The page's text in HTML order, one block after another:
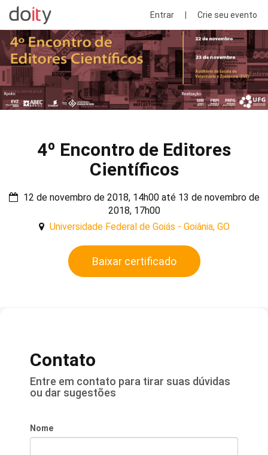
Entrar Crie seu evento
4º Encontro de Editores
Científicos
12 de novembro de 2018, 14h00 até 13 de novembro de
2018, 17h00
Universidade Federal de Goiás - Goiânia, GO
Baixar certificado
Contato
Entre em contato para tirar suas dúvidas
ou dar sugestões
Nome